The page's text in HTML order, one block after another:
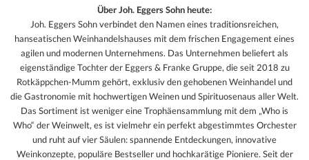
Über Joh. Eggers Sohn heute:
Joh. Eggers Sohn verbindet den Namen eines traditionsreichen,
hanseatischen Weinhandelshauses mit dem frischen Engagement eines
agilen und modernen Unternehmens. Das Unternehmen beliefert als
eigenständige Tochter der Eggers & Franke Gruppe, die seit 2018 zu
Rotkäppchen-Mumm gehört, exklusiv den gehobenen Weinhandel und
die Gastronomie mit hochwertigen Weinen und Spirituosenaus aller Welt.
Das Sortiment ist weniger eine Trophäensammlung mit dem „Who is
Who“ der Weinwelt, es ist vielmehr ein perfekt abgestimmtes Orchester
und ruht auf vier Säulen: spannende Entdeckungen, innovative
Weinkonzepte, populäre Bestseller und hochkarätige Pioniere. Seit der